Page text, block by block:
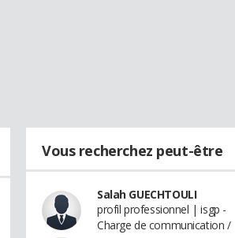
Vous recherchez peut-être
Salah GUECHTOULI
profil professionnel | isgp -
Charge de communication /